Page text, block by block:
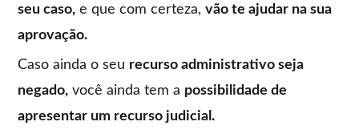
seu caso, e que com certeza,vão te ajudar na sua
aprovação.
Caso ainda o seu recurso administrativo seja
negado, você ainda tem a possibilidade de
apresentar um recurso judicial.